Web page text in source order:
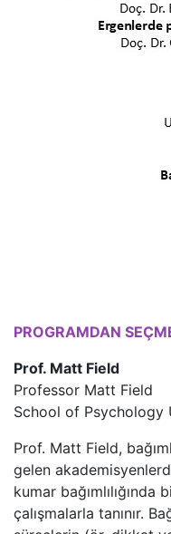
PROGRAMDAN
Prof. Matt Field
Professor Matt Field
School of Psychology
Prof. Matt Field,
gelen
kumar bağımlılığında
çalışmalarla tanınır.